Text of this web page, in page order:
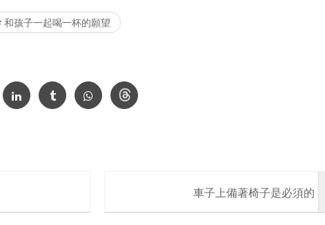
和孩子一起喝一杯的願望
車子上備著椅子是必須的